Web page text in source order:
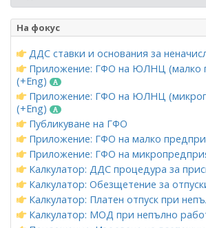
На фокус
ДДС ставки и основания за
Приложение: ГФО на ЮЛНЦ (малко
(+Eng)
Приложение: ГФО на ЮЛНЦ
(+Eng)
Публикуване на ГФО
Приложение: ГФО на малко
Приложение: ГФО на
Калкулатор: ДДС процедура за
Калкулатор: Обезщетение за
Калкулатор: Платен отпуск при
Калкулатор: МОД при непълно